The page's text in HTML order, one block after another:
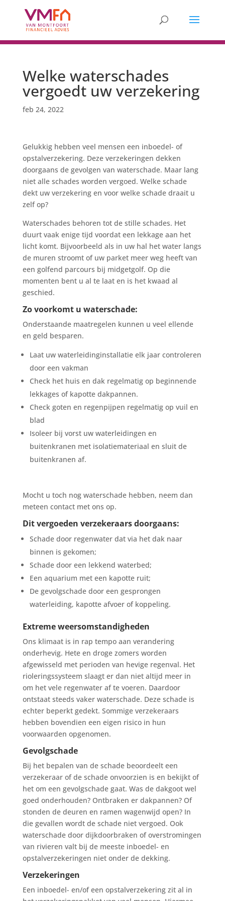
Welke waterschades
vergoedt uw verzekering
feb 24, 2022
Gelukkig hebben veel mensen een inboedel- of
opstalverzekering. Deze verzekeringen dekken
doorgaans de gevolgen van waterschade. Maar lang
niet alle schades worden vergoed. Welke schade
dekt uw verzekering en voor welke schade draait u
zelf op?
Waterschades behoren tot de stille schades. Het
duurt vaak enige tijd voordat een lekkage aan het
licht komt. Bijvoorbeeld als in uw hal het water langs
de muren stroomt of uw parket meer weg heeft van
een golfend parcours bij midgetgolf. Op die
momenten bent u al te laat en is het kwaad al
geschied.
Zo voorkomt u waterschade:
Onderstaande maatregelen kunnen u veel ellende
en geld besparen.
Laat uw waterleidinginstallatie elk jaar controleren
door een vakman
Check het huis en dak regelmatig op beginnende
lekkages of kapotte dakpannen.
Check goten en regenpijpen regelmatig op vuil en
blad
Isoleer bij vorst uw waterleidingen en
buitenkranen met isolatiemateriaal en sluit de
buitenkranen af.
Mocht u toch nog waterschade hebben, neem dan
meteen contact met ons op.
Dit vergoeden verzekeraars doorgaans:
Schade door regenwater dat via het dak naar
binnen is gekomen;
Schade door een lekkend waterbed;
Een aquarium met een kapotte ruit;
De gevolgschade door een gesprongen
waterleiding, kapotte afvoer of koppeling.
Extreme weersomstandigheden
Ons klimaat is in rap tempo aan verandering
onderhevig. Hete en droge zomers worden
afgewisseld met perioden van hevige regenval. Het
rioleringssysteem slaagt er dan niet altijd meer in
om het vele regenwater af te voeren. Daardoor
ontstaat steeds vaker waterschade. Deze schade is
echter beperkt gedekt. Sommige verzekeraars
hebben bovendien een eigen risico in hun
voorwaarden opgenomen.
Gevolgschade
Bij het bepalen van de schade beoordeelt een
verzekeraar of de schade onvoorzien is en bekijkt of
het om een gevolgschade gaat. Was de dakgoot wel
goed onderhouden? Ontbraken er dakpannen? Of
stonden de deuren en ramen wagenwijd open? In
die gevallen wordt de schade niet vergoed. Ook
waterschade door dijkdoorbraken of overstromingen
van rivieren valt bij de meeste inboedel- en
opstalverzekeringen niet onder de dekking.
Verzekeringen
Een inboedel- en/of een opstalverzekering zit al in